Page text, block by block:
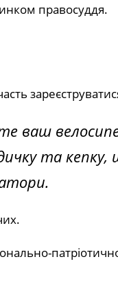
правосуддя.
ваш
та